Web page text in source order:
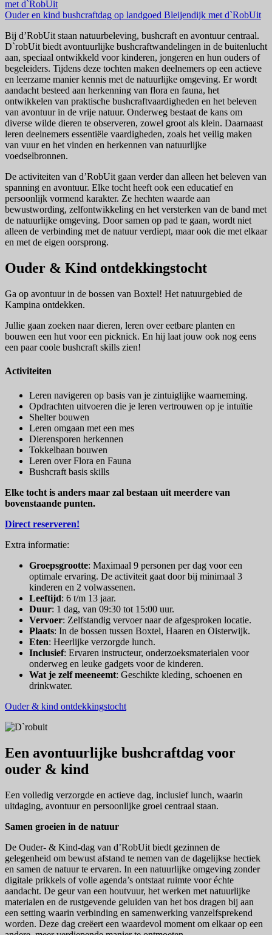
met d`RobUit
Ouder en kind bushcraftdag op landgoed Bleijendijk met d`RobUit
Bij d’RobUit staan natuurbeleving, bushcraft en avontuur centraal.
D`robUit biedt avontuurlijke bushcraftwandelingen in de buitenlucht
aan, speciaal ontwikkeld voor kinderen, jongeren en hun ouders of
begeleiders. Tijdens deze tochten maken deelnemers op een actieve
en leerzame manier kennis met de natuurlijke omgeving. Er wordt
aandacht besteed aan herkenning van flora en fauna, het
ontwikkelen van praktische bushcraftvaardigheden en het beleven
van avontuur in de vrije natuur. Onderweg bestaat de kans om
diverse wilde dieren te observeren, zowel groot als klein. Daarnaast
leren deelnemers essentiële vaardigheden, zoals het veilig maken
van vuur en het vinden en herkennen van natuurlijke
voedselbronnen.
De activiteiten van d’RobUit gaan verder dan alleen het beleven van
spanning en avontuur. Elke tocht heeft ook een educatief en
persoonlijk vormend karakter. Ze hechten waarde aan
bewustwording, zelfontwikkeling en het versterken van de band met
de natuurlijke omgeving. Door samen op pad te gaan, wordt niet
alleen de verbinding met de natuur verdiept, maar ook die met elkaar
en met de eigen oorsprong.
Ouder & Kind ontdekkingstocht
Ga op avontuur in de bossen van Boxtel! Het natuurgebied de
Kampina ontdekken.
Jullie gaan zoeken naar dieren, leren over eetbare planten en
bouwen een hut voor een picknick. En hij laat jouw ook nog eens
een paar coole bushcraft skills zien!
Activiteiten
Leren navigeren op basis van je zintuiglijke waarneming.
Opdrachten uitvoeren die je leren vertrouwen op je intuïtie
Shelter bouwen
Leren omgaan met een mes
Dierensporen herkennen
Tokkelbaan bouwen
Leren over Flora en Fauna
Bushcraft basis skills
Elke tocht is anders maar zal bestaan uit meerdere van
bovenstaande punten.
Direct reserveren!
Extra informatie:
Groepsgrootte: Maximaal 9 personen per dag voor een
optimale ervaring. De activiteit gaat door bij minimaal 3
kinderen en 2 volwassenen.
Leeftijd: 6 t/m 13 jaar.
Duur: 1 dag, van 09:30 tot 15:00 uur.
Vervoer: Zelfstandig vervoer naar de afgesproken locatie.
Plaats: In de bossen tussen Boxtel, Haaren en Oisterwijk.
Eten: Heerlijke verzorgde lunch.
Inclusief: Ervaren instructeur, onderzoeksmaterialen voor
onderweg en leuke gadgets voor de kinderen.
Wat je zelf meeneemt: Geschikte kleding, schoenen en
drinkwater.
Ouder & kind ontdekkingstocht
Een avontuurlijke bushcraftdag voor
ouder & kind
Een volledig verzorgde en actieve dag, inclusief lunch, waarin
uitdaging, avontuur en persoonlijke groei centraal staan.
Samen groeien in de natuur
De Ouder- & Kind-dag van d’RobUit biedt gezinnen de
gelegenheid om bewust afstand te nemen van de dagelijkse hectiek
en samen de natuur te ervaren. In een natuurlijke omgeving zonder
digitale prikkels of volle agenda’s ontstaat ruimte voor échte
aandacht. De geur van een houtvuur, het werken met natuurlijke
materialen en de rustgevende geluiden van het bos dragen bij aan
een setting waarin verbinding en samenwerking vanzelfsprekend
worden. Deze dag creëert een waardevol moment om elkaar op een